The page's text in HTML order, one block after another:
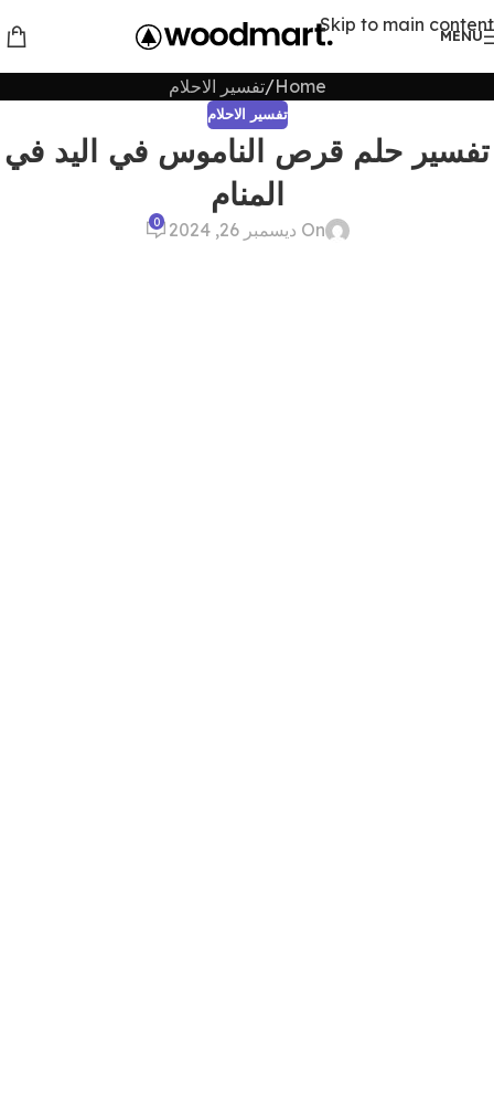
Skip to main content
MENU
Home تفسير الاحلام
تفسير الاحلام
تفسير حلم قرص الناموس في اليد في
المنام
On ديسمبر 26, 2024 0